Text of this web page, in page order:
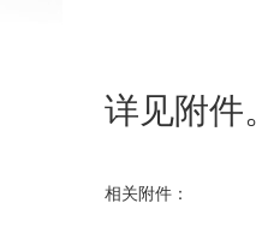
详见附件。
相关附件：